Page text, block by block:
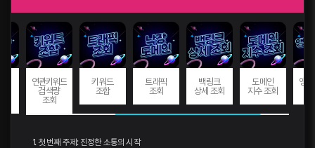
연관키워드
검색량
조회
키워드
조합
트래픽
조회
백링크
상세 조회
도메인
지수 조회
앵
1. 첫 번째 주제: 진정한 소통의 시작